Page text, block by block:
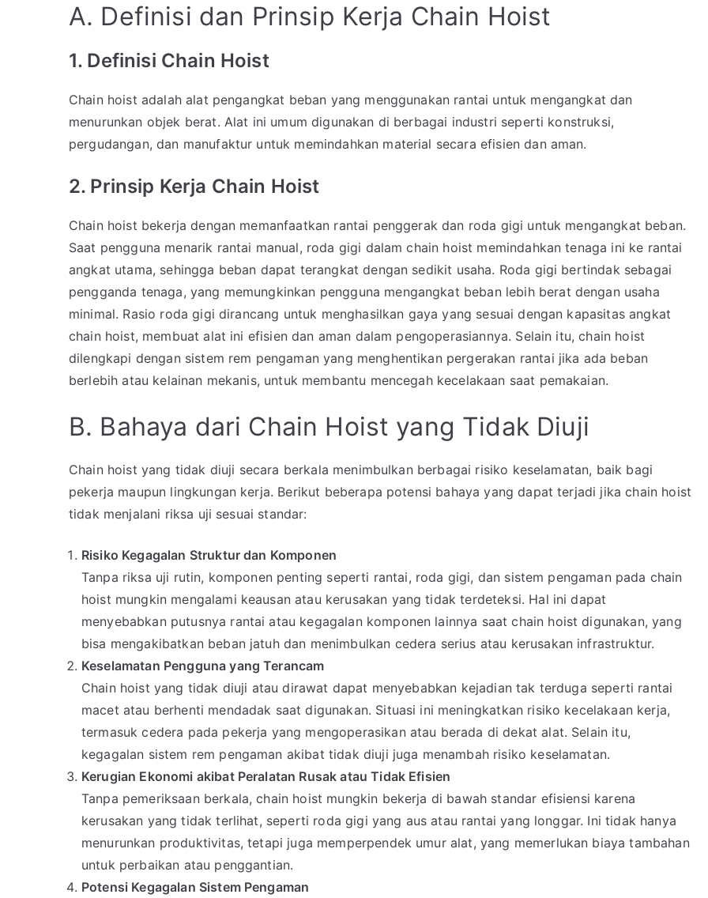
A. Definisi dan Prinsip Kerja Chain Hoist
1. Definisi Chain Hoist
Chain hoist adalah alat pengangkat beban yang menggunakan rantai untuk mengangkat dan
menurunkan objek berat. Alat ini umum digunakan di berbagai industri seperti konstruksi,
pergudangan, dan manufaktur untuk memindahkan material secara efisien dan aman.
2. Prinsip Kerja Chain Hoist
Chain hoist bekerja dengan memanfaatkan rantai penggerak dan roda gigi untuk mengangkat beban.
Saat pengguna menarik rantai manual, roda gigi dalam chain hoist memindahkan tenaga ini ke rantai
angkat utama, sehingga beban dapat terangkat dengan sedikit usaha. Roda gigi bertindak sebagai
pengganda tenaga, yang memungkinkan pengguna mengangkat beban lebih berat dengan usaha
minimal. Rasio roda gigi dirancang untuk menghasilkan gaya yang sesuai dengan kapasitas angkat
chain hoist, membuat alat ini efisien dan aman dalam pengoperasiannya. Selain itu, chain hoist
dilengkapi dengan sistem rem pengaman yang menghentikan pergerakan rantai jika ada beban
berlebih atau kelainan mekanis, untuk membantu mencegah kecelakaan saat pemakaian.
B. Bahaya dari Chain Hoist yang Tidak Diuji
Chain hoist yang tidak diuji secara berkala menimbulkan berbagai risiko keselamatan, baik bagi
pekerja maupun lingkungan kerja. Berikut beberapa potensi bahaya yang dapat terjadi jika chain hoist
tidak menjalani riksa uji sesuai standar:
Risiko Kegagalan Struktur dan Komponen
Tanpa riksa uji rutin, komponen penting seperti rantai, roda gigi, dan sistem pengaman pada chain
hoist mungkin mengalami keausan atau kerusakan yang tidak terdeteksi. Hal ini dapat
menyebabkan putusnya rantai atau kegagalan komponen lainnya saat chain hoist digunakan, yang
bisa mengakibatkan beban jatuh dan menimbulkan cedera serius atau kerusakan infrastruktur.
Keselamatan Pengguna yang Terancam
Chain hoist yang tidak diuji atau dirawat dapat menyebabkan kejadian tak terduga seperti rantai
macet atau berhenti mendadak saat digunakan. Situasi ini meningkatkan risiko kecelakaan kerja,
termasuk cedera pada pekerja yang mengoperasikan atau berada di dekat alat. Selain itu,
kegagalan sistem rem pengaman akibat tidak diuji juga menambah risiko keselamatan.
Kerugian Ekonomi akibat Peralatan Rusak atau Tidak Efisien
Tanpa pemeriksaan berkala, chain hoist mungkin bekerja di bawah standar efisiensi karena
kerusakan yang tidak terlihat, seperti roda gigi yang aus atau rantai yang longgar. Ini tidak hanya
menurunkan produktivitas, tetapi juga memperpendek umur alat, yang memerlukan biaya tambahan
untuk perbaikan atau penggantian.
Potensi Kegagalan Sistem Pengaman